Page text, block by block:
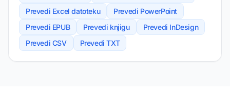
Prevedi Excel datoteku
Prevedi PowerPoint
Prevedi EPUB
Prevedi knjigu
Prevedi InDesign
Prevedi CSV
Prevedi TXT